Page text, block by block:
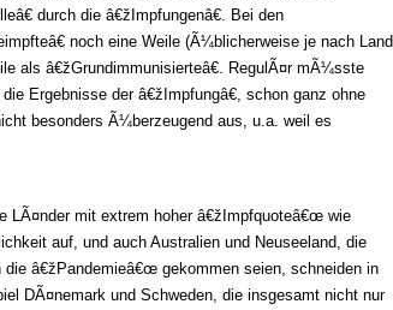
durch die â€žImpfungenâ€. Bei den
noch eine Weile (Ã¼blicherweise je nach Land
als â€žGrundimmunisierteâ€. RegulÃ¤r mÃ¼sste
Ergebnisse der â€žImpfungâ€, schon ganz ohne
besonders Ã¼berzeugend aus, u.a. weil es
LÃ¤nder mit extrem hoher â€žImpfquoteâ€œ wie
auf, und auch Australien und Neuseeland, die
â€žPandemieâ€œ gekommen seien, schneiden in
DÃ¤nemark und Schweden, die insgesamt nicht nur